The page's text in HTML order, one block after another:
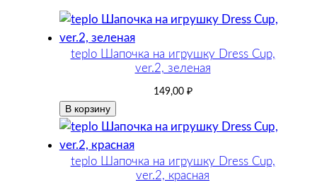
teplo Шапочка на игрушку Dress Cup,
ver.2, зеленая
149,00 ₽
В корзину
teplo Шапочка на игрушку Dress Cup,
ver.2, красная